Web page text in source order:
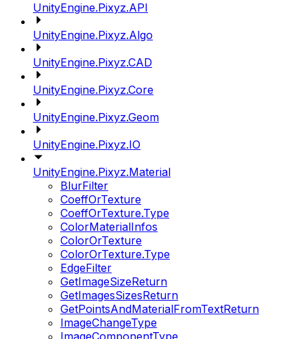
UnityEngine.Pixyz.API
UnityEngine.Pixyz.Algo
UnityEngine.Pixyz.CAD
UnityEngine.Pixyz.Core
UnityEngine.Pixyz.Geom
UnityEngine.Pixyz.IO
UnityEngine.Pixyz.Material
BlurFilter
CoeffOrTexture
CoeffOrTexture.Type
ColorMaterialInfos
ColorOrTexture
ColorOrTexture.Type
EdgeFilter
GetImageSizeReturn
GetImagesSizesReturn
GetPointsAndMaterialFromTextReturn
ImageChangeType
ImageComponentType